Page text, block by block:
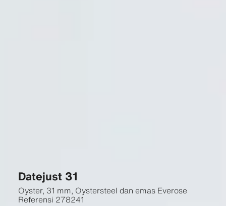
Datejust 31
Oyster, 31 mm, Oystersteel dan emas Everose
Referensi 278241